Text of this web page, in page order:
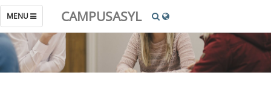
TOGGLE
NAVIGATION
MENU CAMPUSASYL